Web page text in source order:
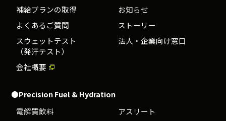
補給プランの取得
お知らせ
よくあるご質問
ストーリー
スウェットテスト
（発汗テスト）
法人・企業向け窓口
会社概要
●Precision Fuel & Hydration
電解質飲料
アスリート